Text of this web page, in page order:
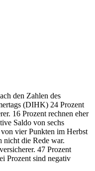
den Zahlen des
(DIHK) 24 Prozent
16 Prozent rechnen eher
Saldo von sechs
vier Punkten im Herbst
nicht die Rede war.
47 Prozent
Prozent sind negativ